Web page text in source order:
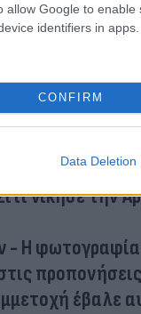
allow Google to
identifiers in apps.
CONFIRM
Data Deletion
της Σίτι,
να «σώσει»
νίκησε την
- Η
έβαλε